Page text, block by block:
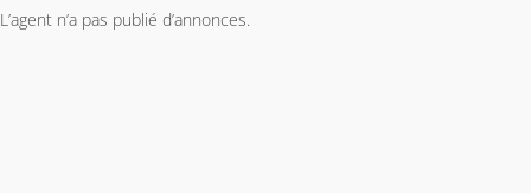
L’agent n’a pas publié d’annonces.